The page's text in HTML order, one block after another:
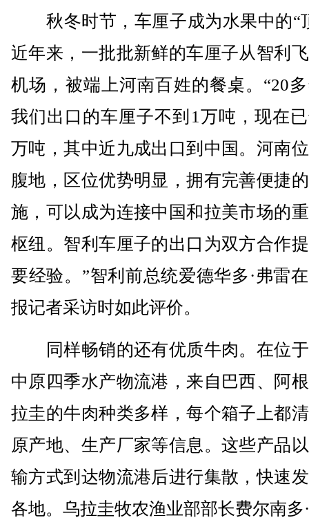
秋冬时节，车厘子成为水果中的“
近年来，一批批新鲜的车厘子从智利
机场，被端上河南百姓的餐桌。“20
我们出口的车厘子不到1万吨，现在
万吨，其中近九成出口到中国。河南
腹地，区位优势明显，拥有完善便捷
施，可以成为连接中国和拉美市场的
枢纽。智利车厘子的出口为双方合作
要经验。”智利前总统爱德华多·弗雷
报记者采访时如此评价。
同样畅销的还有优质牛肉。在位
中原四季水产物流港，来自巴西、阿
拉圭的牛肉种类多样，每个箱子上都
原产地、生产厂家等信息。这些产品
输方式到达物流港后进行集散，快速
各地。乌拉圭牧农渔业部部长费尔南多